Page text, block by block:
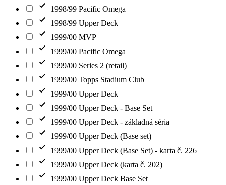
1998/99 Pacific Omega
1998/99 Upper Deck
1999/00 MVP
1999/00 Pacific Omega
1999/00 Series 2 (retail)
1999/00 Topps Stadium Club
1999/00 Upper Deck
1999/00 Upper Deck - Base Set
1999/00 Upper Deck - základná séria
1999/00 Upper Deck (Base set)
1999/00 Upper Deck (Base Set) - karta č. 226
1999/00 Upper Deck (karta č. 202)
1999/00 Upper Deck Base Set